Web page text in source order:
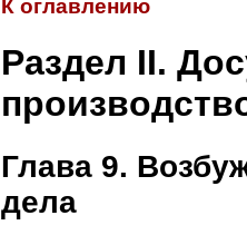
К оглавлению
Раздел II.
Глава 9.
дела